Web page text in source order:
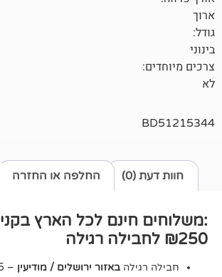
תנאי משלוח החלפה או החזרה
לכל הארץ בקנייה מעל
באזור ירושלים / מודיעין– 35 ש"ח –
חינם